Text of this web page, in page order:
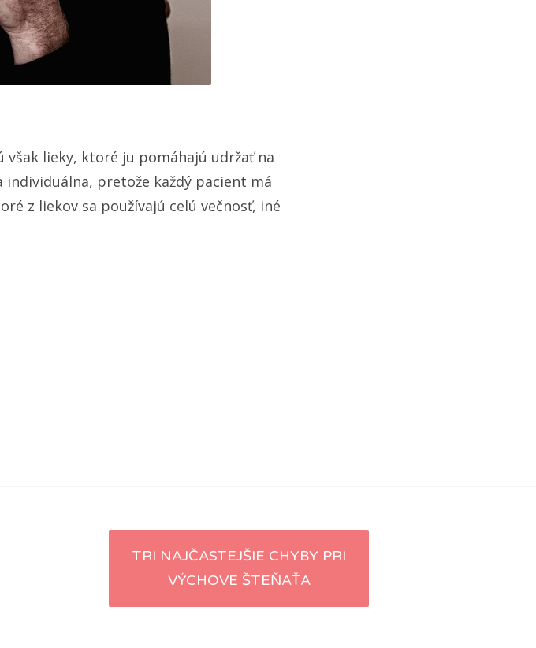
však lieky, ktoré ju pomáhajú udržať na
pretože každý pacient má
z liekov sa používajú celú večnosť, iné
TRI NAJČASTEJŠIE CHYBY PRI
VÝCHOVE ŠTEŇAŤA